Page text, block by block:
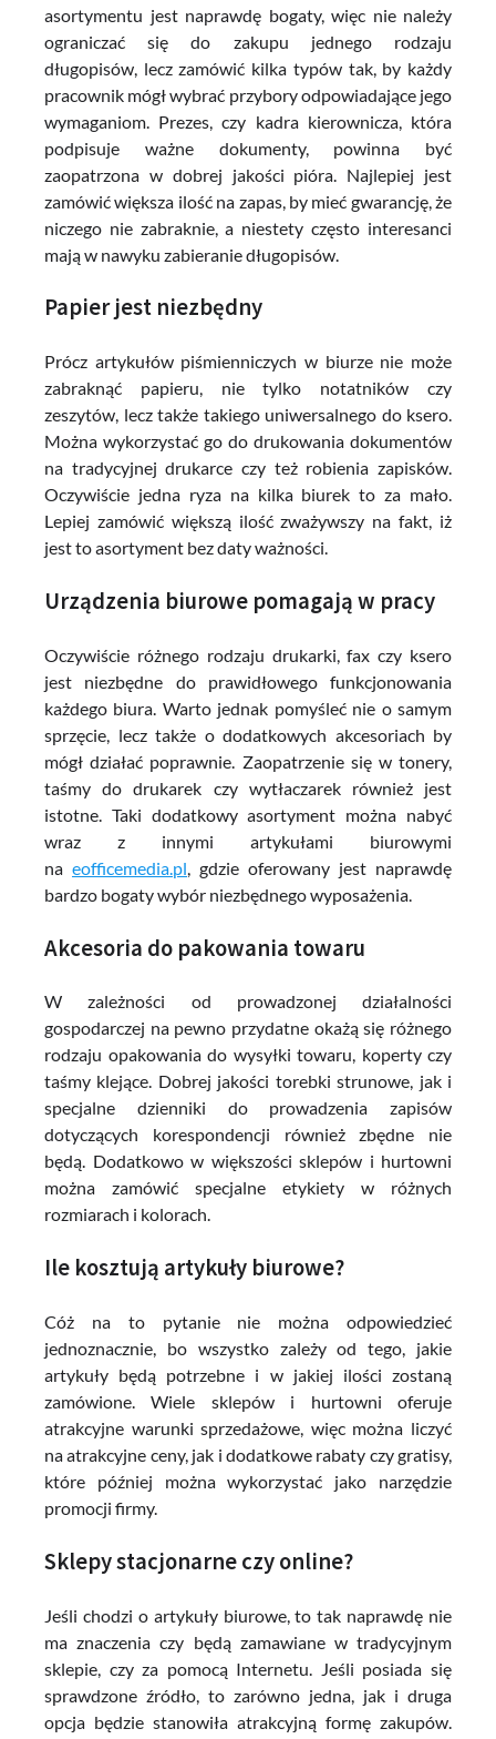
asortymentu jest naprawdę bogaty, więc nie należy
ograniczać się do zakupu jednego rodzaju
długopisów, lecz zamówić kilka typów tak, by każdy
pracownik mógł wybrać przybory odpowiadające jego
wymaganiom. Prezes, czy kadra kierownicza, która
podpisuje ważne dokumenty, powinna być
zaopatrzona w dobrej jakości pióra. Najlepiej jest
zamówić większa ilość na zapas, by mieć gwarancję, że
niczego nie zabraknie, a niestety często interesanci
mają w nawyku zabieranie długopisów.
Papier jest niezbędny
Prócz artykułów piśmienniczych w biurze nie może
zabraknąć papieru, nie tylko notatników czy
zeszytów, lecz także takiego uniwersalnego do ksero.
Można wykorzystać go do drukowania dokumentów
na tradycyjnej drukarce czy też robienia zapisków.
Oczywiście jedna ryza na kilka biurek to za mało.
Lepiej zamówić większą ilość zważywszy na fakt, iż
jest to asortyment bez daty ważności.
Urządzenia biurowe pomagają w pracy
Oczywiście różnego rodzaju drukarki, fax czy ksero
jest niezbędne do prawidłowego funkcjonowania
każdego biura. Warto jednak pomyśleć nie o samym
sprzęcie, lecz także o dodatkowych akcesoriach by
mógł działać poprawnie. Zaopatrzenie się w tonery,
taśmy do drukarek czy wytłaczarek również jest
istotne. Taki dodatkowy asortyment można nabyć
wraz z innymi artykułami biurowymi
na eofficemedia.pl , gdzie oferowany jest naprawdę
bardzo bogaty wybór niezbędnego wyposażenia.
Akcesoria do pakowania towaru
W zależności od prowadzonej działalności
gospodarczej na pewno przydatne okażą się różnego
rodzaju opakowania do wysyłki towaru, koperty czy
taśmy klejące. Dobrej jakości torebki strunowe, jak i
specjalne dzienniki do prowadzenia zapisów
dotyczących korespondencji również zbędne nie
będą. Dodatkowo w większości sklepów i hurtowni
można zamówić specjalne etykiety w różnych
rozmiarach i kolorach.
Ile kosztują artykuły biurowe?
Cóż na to pytanie nie można odpowiedzieć
jednoznacznie, bo wszystko zależy od tego, jakie
artykuły będą potrzebne i w jakiej ilości zostaną
zamówione. Wiele sklepów i hurtowni oferuje
atrakcyjne warunki sprzedażowe, więc można liczyć
na atrakcyjne ceny, jak i dodatkowe rabaty czy gratisy,
które później można wykorzystać jako narzędzie
promocji firmy.
Sklepy stacjonarne czy online?
Jeśli chodzi o artykuły biurowe, to tak naprawdę nie
ma znaczenia czy będą zamawiane w tradycyjnym
sklepie, czy za pomocą Internetu. Jeśli posiada się
sprawdzone źródło, to zarówno jedna, jak i druga
opcja będzie stanowiła atrakcyjną formę zakupów.